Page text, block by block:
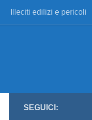
Illeciti edilizi e pericoli
SEGUICI: